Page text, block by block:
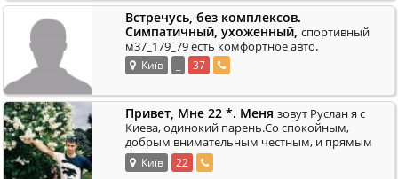
Встречусь, без комплексов.
Симпатичный, ухоженный, спортивный
м37_179_79 есть комфортное авто.
Київ 37
Привет, Мне 22 *. Меня зовут Руслан я с
Киева, одинокий парень.Со спокойным,
добрым внимательным честным, и прямым
характером.Хотелось бы найти человека,
которо.
Київ 22